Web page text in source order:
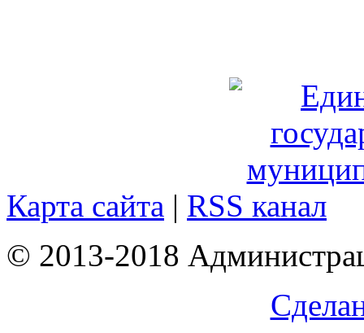
Карта сайта | RSS канал
© 2013-2018